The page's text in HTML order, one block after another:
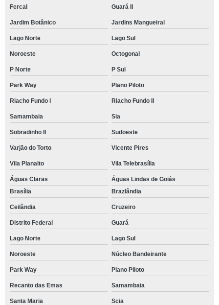
Fercal Guará II
Jardim Botânico Jardins Mangueiral
Lago Norte Lago Sul
Noroeste Octogonal
P Norte P Sul
Park Way Plano Piloto
Riacho Fundo I Riacho Fundo II
Samambaia Sia
Sobradinho II Sudoeste
Varjão do Torto Vicente Pires
Vila Planalto Vila Telebrasília
Águas Claras
Águas Lindas de Goiás
Brasília
Brazlândia
Ceilândia Cruzeiro
Distrito Federal Guará
Lago Norte Lago Sul
Noroeste Núcleo Bandeirante
Park Way Plano Piloto
Recanto das Emas Samambaia
Santa Maria Scia